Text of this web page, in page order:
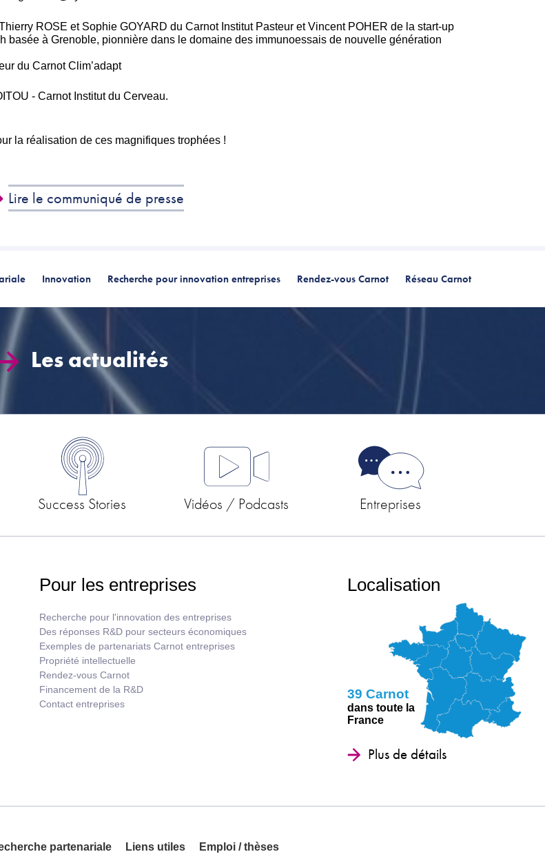
:Thierry ROSE et Sophie GOYARD du Carnot Institut Pasteur et Vincent POHER de la start-up
basée à Grenoble, pionnière dans le domaine des immunoessais de nouvelle génération
du Carnot Clim’adapt
- Carnot Institut du Cerveau.
la réalisation de ces magnifiques trophées !
Lire le communiqué de presse
Innovation Recherche pour innovation entreprises Rendez-vous Carnot Réseau Carnot
Les actualités
Success Stories Vidéos / Podcasts Entreprises
Pour les entreprises
Recherche pour l'innovation des entreprises
Des réponses R&D pour secteurs économiques
Exemples de partenariats Carnot entreprises
Propriété intellectuelle
Rendez-vous Carnot
Financement de la R&D
Contact entreprises
Localisation
39 Carnot
dans toute la
France
Plus de détails
partenariale Liens utiles Emploi / thèses